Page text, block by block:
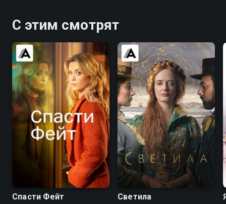
С этим смотрят
Спасти Фейт
7.0 6.4
Светила